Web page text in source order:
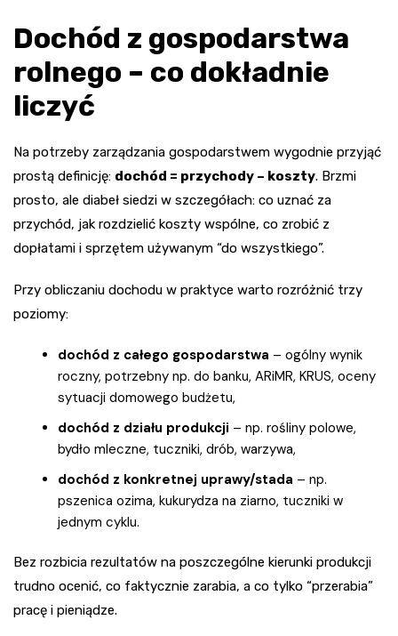
Dochód z gospodarstwa
rolnego – co dokładnie
liczyć
Na potrzeby zarządzania gospodarstwem wygodnie przyjąć
prostą definicję: dochód = przychody – koszty. Brzmi
prosto, ale diabeł siedzi w szczegółach: co uznać za
przychód, jak rozdzielić koszty wspólne, co zrobić z
dopłatami i sprzętem używanym “do wszystkiego”.
Przy obliczaniu dochodu w praktyce warto rozróżnić trzy
poziomy:
dochód z całego gospodarstwa – ogólny wynik
roczny, potrzebny np. do banku, ARiMR, KRUS, oceny
sytuacji domowego budżetu,
dochód z działu produkcji – np. rośliny polowe,
bydło mleczne, tuczniki, drób, warzywa,
dochód z konkretnej uprawy/stada – np.
pszenica ozima, kukurydza na ziarno, tuczniki w
jednym cyklu.
Bez rozbicia rezultatów na poszczególne kierunki produkcji
trudno ocenić, co faktycznie zarabia, a co tylko “przerabia”
pracę i pieniądze.